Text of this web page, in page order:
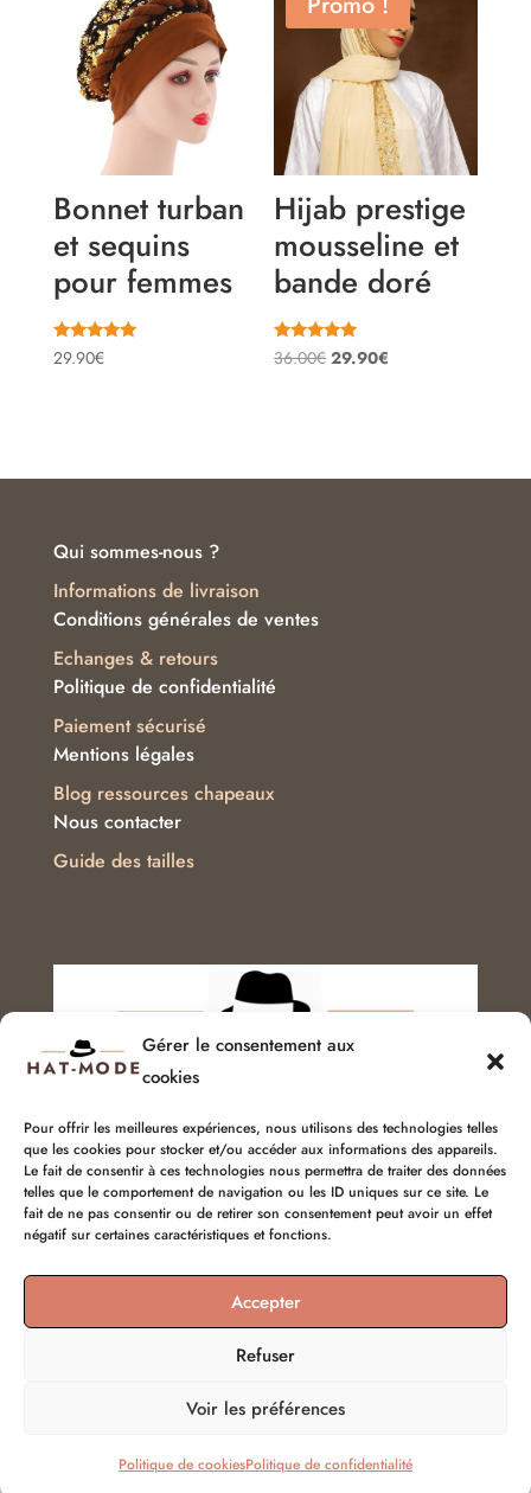
Gérer le consentement aux
cookies
Pour offrir les meilleures expériences, nous utilisons des technologies telles
que les cookies pour stocker et/ou accéder aux informations des appareils.
Le fait de consentir à ces technologies nous permettra de traiter des données
telles que le comportement de navigation ou les ID uniques sur ce site. Le
fait de ne pas consentir ou de retirer son consentement peut avoir un effet
négatif sur certaines caractéristiques et fonctions.
Accepter
Refuser
Voir les préférences
Politique de cookiesPolitique de confidentialité
Bonnet turban
et sequins
pour femmes
Note
5.00
29.90€
Hijab prestige
mousseline et
bande doré
Note
5.00
36.00€ Le
36.00€.
29.90€
29.90€.
Qui sommes-nous ?
Conditions générales de ventes
Politique de confidentialité
Mentions légales
Nous contacter
Informations de livraison
Echanges & retours
Paiement sécurisé
Blog ressources chapeaux
Guide des tailles
Service client :
06 51 04 04 85
chapellerie@hat-mode.com